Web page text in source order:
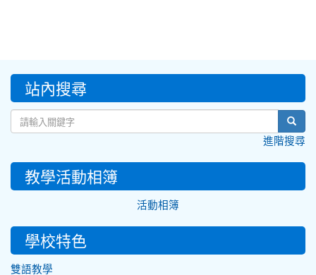
::: 站內搜尋
進階搜尋
教學活動相簿
活動相簿
學校特色
雙語教學